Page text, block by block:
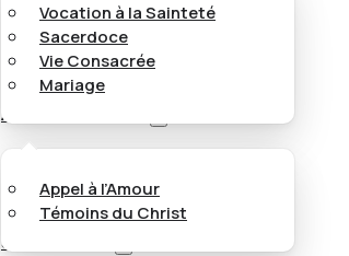
Vocation à la Sainteté
Sacerdoce
Vie Consacrée
Mariage
Appel aux jeunes
Appel à l’Amour
Témoins du Christ
Symposiums